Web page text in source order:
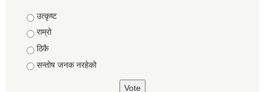
Choices
उत्कृष्ट
राम्रो
ठिकै
सन्तोष जनक नरहेको